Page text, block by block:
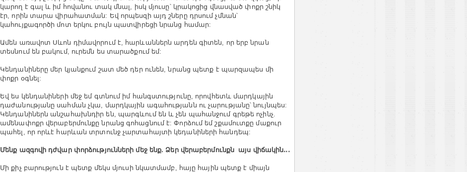
կարող է գալ և իմ հովանու տակ մնալ, իսկ մյուսը՝ կրակոցից վնասված փոքր շնիկ
էր, որին տարա վիրահատման: Եվ որպեսզի այդ շները դրսում չմնան՝
կահույքագործի մոտ երկու բույն պատվիրեցի նրանց համար:
Ամեն առավոտ Սևոն դիմավորում է, հարևաններն արդեն գիտեն, որ երբ նրան
տեսնում են բակում, ուրեմն ես տարածքում եմ:
Կենդանիները մեր կյանքում շատ մեծ դեր ունեն, նրանց պետք է պարզապես մի
փոքր օգնել:
Եվ ես կենդանիների մեջ եմ գտնում իմ հանգստությունը, որովհետև մարդկային
դաժանությանը սահման չկա, մարդկային ագահությանն ու չարությանը՝ նույնպես:
Կենդանիներն անշահախնդիր են, պարգևում են և չեն պահանջում գրեթե ոչինչ.
ամենափոքր վերաբերմունքը նրանց գոհացնում է: Փորձում եմ շքամուտքը մաքուր
պահել, որ որևէ հարևան տրտունջ չարտահայտի կեդանիների հանդեպ:
Մենք ազգովի դժվար փորձությունների մեջ ենք. Ձեր վերաբերմունքն այս վիճակին․․․
Մի քիչ բարություն է պետք մեկս մյուսի նկատմամբ, հայը հային պետք է միայն